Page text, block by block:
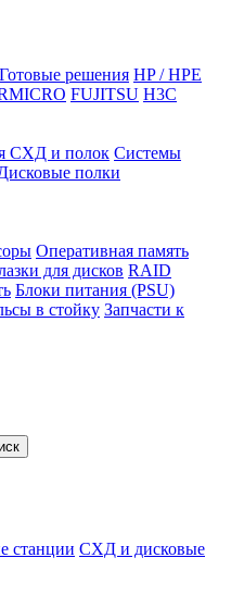
Готовые решения HP / HPE
FUJITSU H3C
СХД и полок Системы
полки
Оперативная память
для дисков RAID
Блоки питания (PSU)
в стойку Запчасти к
станции СХД и дисковые